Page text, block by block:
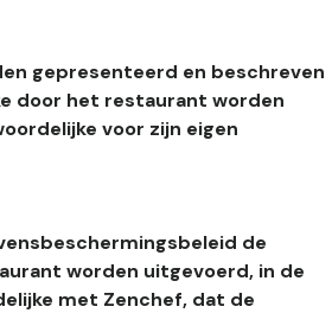
gepresenteerd en beschreven
door het restaurant worden
voor zijn eigen
de
worden uitgevoerd, in de
met Zenchef, dat de